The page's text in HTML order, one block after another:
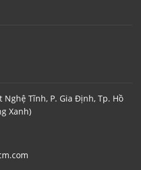
Nghệ Tĩnh, P. Gia Định, Tp. Hồ
Xanh)